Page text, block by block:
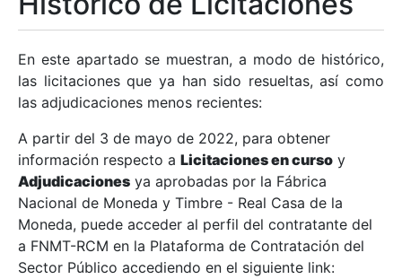
Mostrar/Ocultar
Mostrar/Ocultar
En este apartado se muestran, a modo de histórico,
las licitaciones que ya han sido resueltas, así como
las adjudicaciones menos recientes:
A partir del 3 de mayo de 2022, para obtener
información respecto a Licitaciones en curso y
Adjudicaciones ya aprobadas por la Fábrica
Nacional de Moneda y Timbre - Real Casa de la
Moneda, puede acceder al perfil del contratante del
a FNMT-RCM en la Plataforma de Contratación del
Sector Público accediendo en el siguiente link: